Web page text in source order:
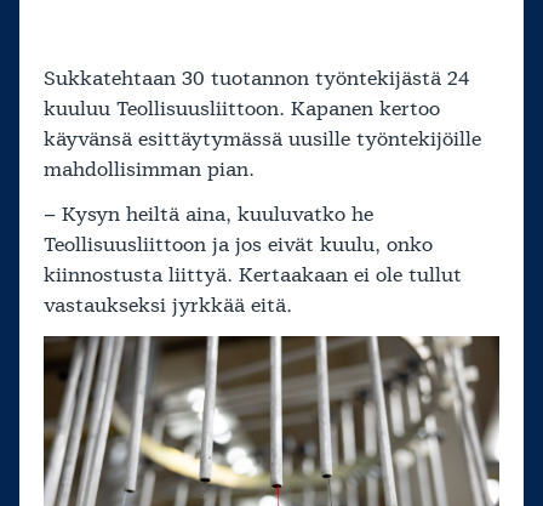
Sukkatehtaan 30 tuotannon työntekijästä 24
kuuluu Teollisuusliittoon. Kapanen kertoo
käyvänsä esittäytymässä uusille työntekijöille
mahdollisimman pian.
– Kysyn heiltä aina, kuuluvatko he
Teollisuusliittoon ja jos eivät kuulu, onko
kiinnostusta liittyä. Kertaakaan ei ole tullut
vastaukseksi jyrkkää eitä.